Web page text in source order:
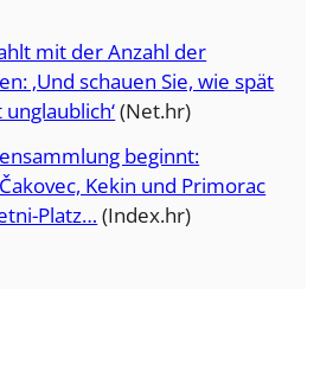
mit der Anzahl der
‚Und schauen Sie, wie spät
(Net.hr)
beginnt:
Kekin und Primorac
Platz… (Index.hr)